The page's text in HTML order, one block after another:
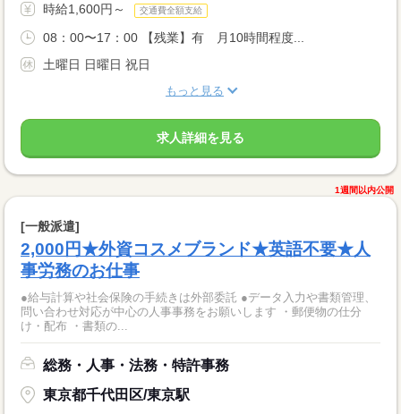
時給1,600円～ 交通費全額支給
08：00〜17：00 【残業】有 月10時間程度...
土曜日 日曜日 祝日
もっと見る
求人詳細を見る
1週間以内公開
[一般派遣]
2,000円★外資コスメブランド★英語不要★人
事労務のお仕事
●給与計算や社会保険の手続きは外部委託 ●データ入力や書類管理、
問い合わせ対応が中心の人事事務をお願いします ・郵便物の仕分
け・配布 ・書類の...
総務・人事・法務・特許事務
東京都千代田区/東京駅